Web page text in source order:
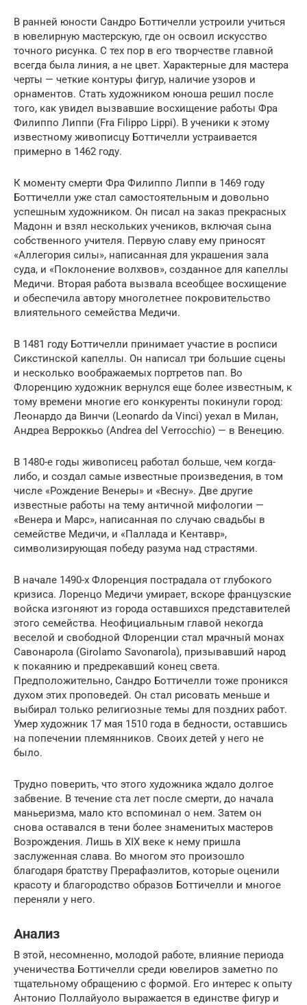
В ранней юности Сандро Боттичелли устроили учиться
в ювелирную мастерскую, где он освоил искусство
точного рисунка. С тех пор в его творчестве главной
всегда была линия, а не цвет. Характерные для мастера
черты — четкие контуры фигур, наличие узоров и
орнаментов. Стать художником юноша решил после
того, как увидел вызвавшие восхищение работы Фра
Филиппо Липпи (Fra Filippo Lippi). В ученики к этому
известному живописцу Боттичелли устраивается
примерно в 1462 году.
К моменту смерти Фра Филиппо Липпи в 1469 году
Боттичелли уже стал самостоятельным и довольно
успешным художником. Он писал на заказ прекрасных
Мадонн и взял нескольких учеников, включая сына
собственного учителя. Первую славу ему приносят
«Аллегория силы», написанная для украшения зала
суда, и «Поклонение волхвов», созданное для капеллы
Медичи. Вторая работа вызвала всеобщее восхищение
и обеспечила автору многолетнее покровительство
влиятельного семейства Медичи.
В 1481 году Боттичелли принимает участие в росписи
Сикстинской капеллы. Он написал три большие сцены
и несколько воображаемых портретов пап. Во
Флоренцию художник вернулся еще более известным, к
тому времени многие его конкуренты покинули город:
Леонардо да Винчи (Leonardo da Vinci) уехал в Милан,
Андреа Верроккьо (Andrea del Verrocchio) — в Венецию.
В 1480-е годы живописец работал больше, чем когда-
либо, и создал самые известные произведения, в том
числе «Рождение Венеры» и «Весну». Две другие
известные работы на тему античной мифологии —
«Венера и Марс», написанная по случаю свадьбы в
семействе Медичи, и «Паллада и Кентавр»,
символизирующая победу разума над страстями.
В начале 1490-х Флоренция пострадала от глубокого
кризиса. Лоренцо Медичи умирает, вскоре французские
войска изгоняют из города оставшихся представителей
этого семейства. Неофициальным главой некогда
веселой и свободной Флоренции стал мрачный монах
Савонарола (Girolamo Savonarola), призывавший народ
к покаянию и предрекавший конец света.
Предположительно, Сандро Боттичелли тоже проникся
духом этих проповедей. Он стал рисовать меньше и
выбирал только религиозные темы для поздних работ.
Умер художник 17 мая 1510 года в бедности, оставшись
на попечении племянников. Своих детей у него не
было.
Трудно поверить, что этого художника ждало долгое
забвение. В течение ста лет после смерти, до начала
маньеризма, мало кто вспоминал о нем. Затем он
снова оставался в тени более знаменитых мастеров
Возрождения. Лишь в XIX веке к нему пришла
заслуженная слава. Во многом это произошло
благодаря братству Прерафаэлитов, которые оценили
красоту и благородство образов Боттичелли и многое
переняли у него.
Анализ
В этой, несомненно, молодой работе, влияние периода
ученичества Боттичелли среди ювелиров заметно по
тщательному обращению с формой. Его интерес к опыту
Антонио Поллайуоло выражается в единстве фигур и